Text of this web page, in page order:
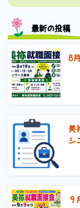
最新の投稿
8
美
シ
９